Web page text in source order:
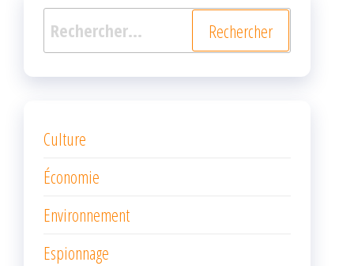
Rechercher :
Culture
Économie
Environnement
Espionnage